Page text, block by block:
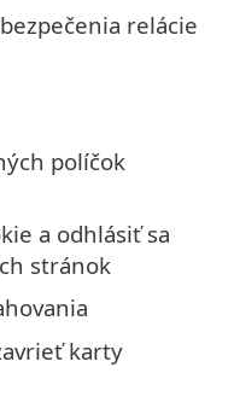
relácie
políčok
a odhlásiť sa
stránok
karty